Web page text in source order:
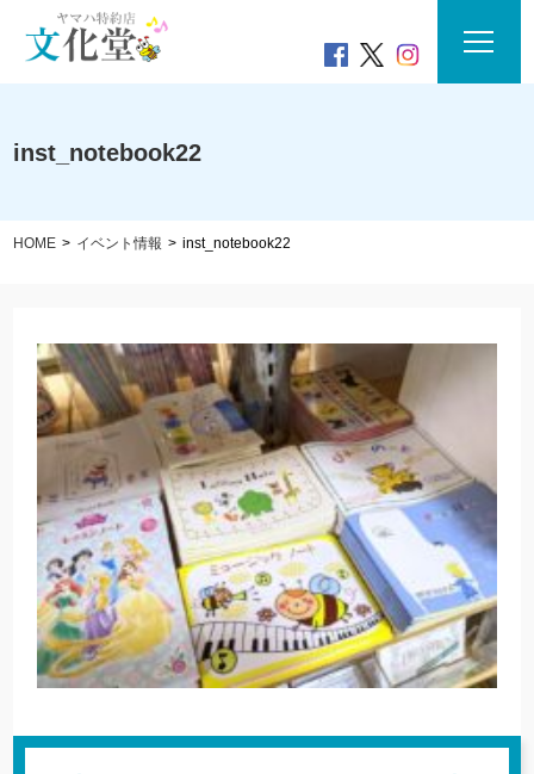
inst_notebook22
HOME イベント情報 inst_notebook22